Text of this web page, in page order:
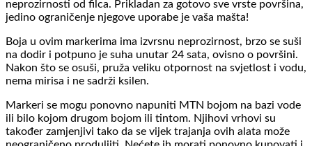
neprozirnosti od filca. Prikladan za gotovo sve vrste površina,
jedino ograničenje njegove uporabe je vaša mašta!
Boja u ovim markerima ima izvrsnu neprozirnost, brzo se suši
na dodir i potpuno je suha unutar 24 sata, ovisno o površini.
Nakon što se osuši, pruža veliku otpornost na svjetlost i vodu,
nema mirisa i ne sadrži ksilen.
Markeri se mogu ponovno napuniti MTN bojom na bazi vode
ili bilo kojom drugom bojom ili tintom. Njihovi vrhovi su
također zamjenjivi tako da se vijek trajanja ovih alata može